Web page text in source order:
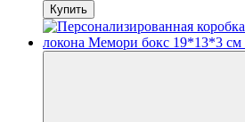
Купить